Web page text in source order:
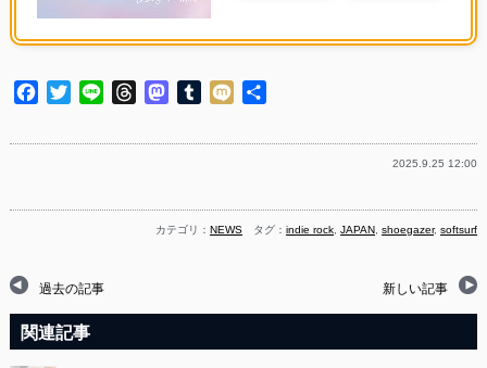
Facebook
TwitterLine ThreadsMastodon
Tumblr
Mixi
2025.9.25 12:00
カテゴリ：NEWS タグ：indie rock ,JAPAN ,shoegazer,softsurf
過去の記事 新しい記事
関連記事